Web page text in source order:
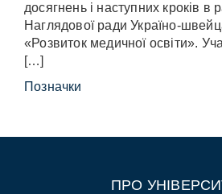
досягнень і наступних кроків в
Наглядової ради Україно-
«Розвиток медичної освіти».
[…]
Позначки
ПРО